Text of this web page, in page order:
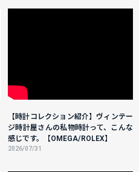
【時計コレクション紹介】ヴィンテー
ジ時計屋さんの私物時計って、こんな
感じです。【OMEGA/ROLEX】
2026/07/31